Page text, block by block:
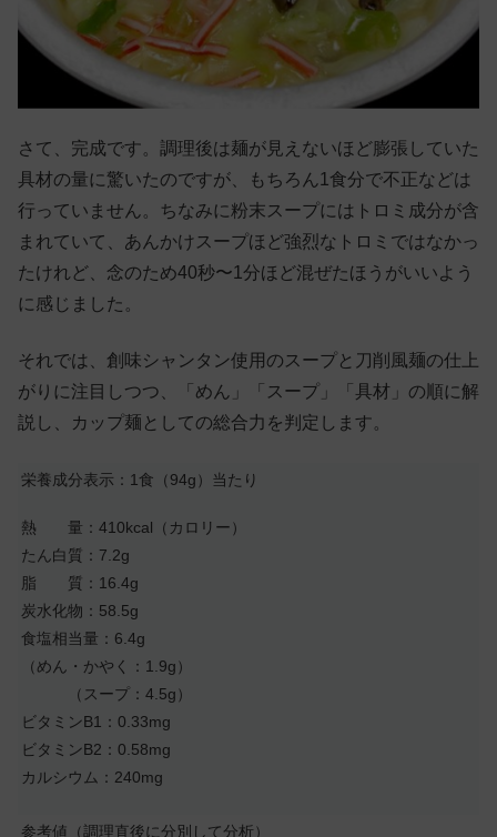
さて、完成です。調理後は麺が見えないほど膨張していた
具材の量に驚いたのですが、もちろん1食分で不正などは
行っていません。ちなみに粉末スープにはトロミ成分が含
まれていて、あんかけスープほど強烈なトロミではなかっ
たけれど、念のため40秒〜1分ほど混ぜたほうがいいよう
に感じました。
それでは、創味シャンタン使用のスープと刀削風麺の仕上
がりに注目しつつ、「めん」「スープ」「具材」の順に解
説し、カップ麺としての総合力を判定します。
栄養成分表示：1食（94g）当たり
熱 量：410kcal（カロリー）
たん白質：7.2g
脂 質：16.4g
炭水化物：58.5g
食塩相当量：6.4g
（めん・かやく：1.9g）
（スープ：4.5g）
ビタミンB1：0.33mg
ビタミンB2：0.58mg
カルシウム：240mg
参考値（調理直後に分別して分析）